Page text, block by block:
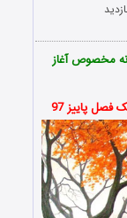
مخصوص آغاز
پاییز 97